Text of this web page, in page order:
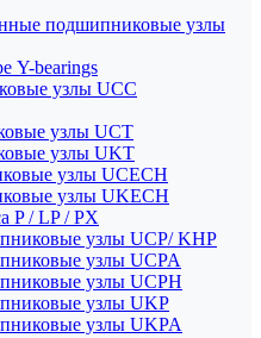
подшипниковые узлы
Y-bearings
узлы UCC
узлы UCT
узлы UKT
узлы UCECH
узлы UKECH
P / LP / PX
узлы UCP/ KHP
узлы UCPA
узлы UCPH
узлы UKP
узлы UKPA